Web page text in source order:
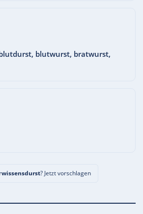
blutwurst, bratwurst,
wissensdurst? Jetzt vorschlagen